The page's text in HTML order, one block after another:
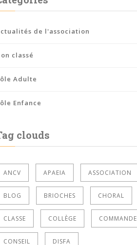
de l'association
classé
Adulte
Enfance
clouds
ANCV APAEIA ASSOCIATION
BLOG BRIOCHES CHORAL
CLASSE COLLÈGE COMMANDE
CONSEIL DISFA